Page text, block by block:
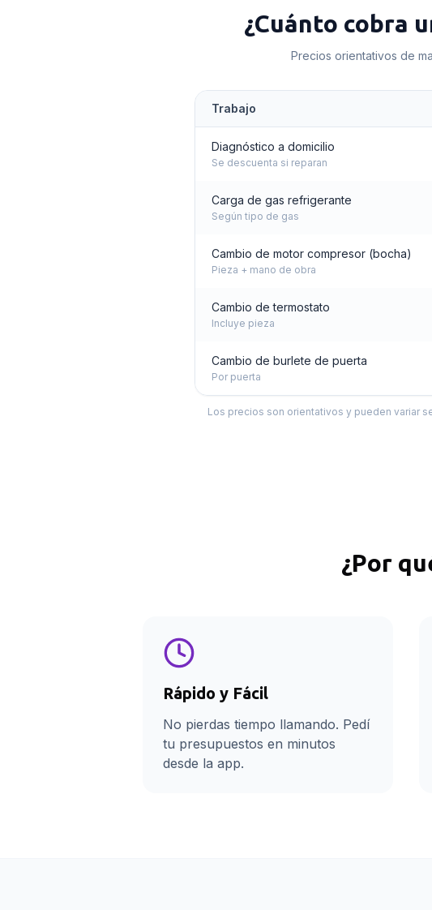
¿Cuánto cobra
Precios orientativos de
Trabajo
Diagnóstico a domicilio
Se descuenta si reparan
Carga de gas refrigerante
Según tipo de gas
Cambio de motor compresor (bocha)
Pieza + mano de obra
Cambio de termostato
Incluye pieza
Cambio de burlete de puerta
Por puerta
Los precios son orientativos y pueden variar
¿Por
Rápido y Fácil
No pierdas tiempo llamando. Pedí
tu presupuestos en minutos
desde la app.